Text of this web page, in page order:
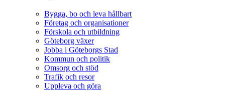
Bygga, bo och leva hållbart
Företag och organisationer
Förskola och utbildning
Göteborg växer
Jobba i Göteborgs Stad
Kommun och politik
Omsorg och stöd
Trafik och resor
Uppleva och göra